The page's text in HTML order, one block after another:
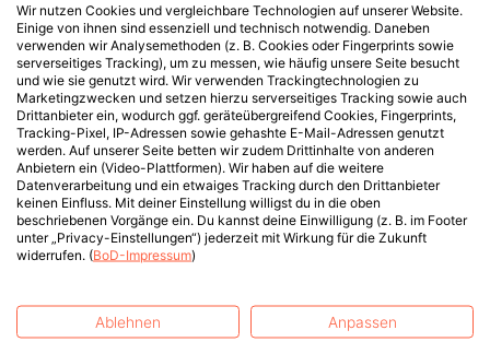
Wir nutzen Cookies und vergleichbare Technologien auf unserer Website.
Einige von ihnen sind essenziell und technisch notwendig. Daneben
verwenden wir Analysemethoden (z. B. Cookies oder Fingerprints sowie
serverseitiges Tracking), um zu messen, wie häufig unsere Seite besucht
und wie sie genutzt wird. Wir verwenden Trackingtechnologien zu
Marketingzwecken und setzen hierzu serverseitiges Tracking sowie auch
Drittanbieter ein, wodurch ggf. geräteübergreifend Cookies, Fingerprints,
Tracking-Pixel, IP-Adressen sowie gehashte E-Mail-Adressen genutzt
werden. Auf unserer Seite betten wir zudem Drittinhalte von anderen
Anbietern ein (Video-Plattformen). Wir haben auf die weitere
Datenverarbeitung und ein etwaiges Tracking durch den Drittanbieter
keinen Einfluss. Mit deiner Einstellung willigst du in die oben
beschriebenen Vorgänge ein. Du kannst deine Einwilligung (z. B. im Footer
unter „Privacy-Einstellungen“) jederzeit mit Wirkung für die Zukunft
widerrufen. (BoD-Impressum)
Ablehnen Anpassen